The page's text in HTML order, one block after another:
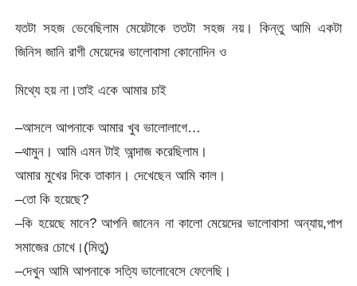
যতটা সহজ ভেবেছিলাম মেয়েটাকে ততটা সহজ নয়। কিন্তু আমি একটা
জিনিস জানি রাগী মেয়েদের ভালোবাসা কোনোদিন ও
মিথ্যে হয় না।তাই একে আমার চাই
–আসলে আপনাকে আমার খুব ভালোলাগে…
–থামুন। আমি এমন টাই আন্দাজ করেছিলাম।
আমার মুখের দিকে তাকান। দেখেছেন আমি কাল।
–তো কি হয়েছে?
–কি হয়েছে মানে? আপনি জানেন না কালো মেয়েদের ভালোবাসা অন্যায়,পাপ
সমাজের চোখে।(মিতু)
–দেখুন আমি আপনাকে সত্যি ভালোবেসে ফেলেছি।